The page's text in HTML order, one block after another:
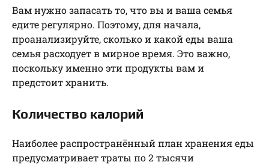
Вам нужно запасать то, что вы и ваша семья
едите регулярно. Поэтому, для начала,
проанализируйте, сколько и какой еды ваша
семья расходует в мирное время. Это важно,
поскольку именно эти продукты вам и
предстоит хранить.
Количество калорий
Наиболее распространённый план хранения еды
предусматривает траты по 2 тысячи